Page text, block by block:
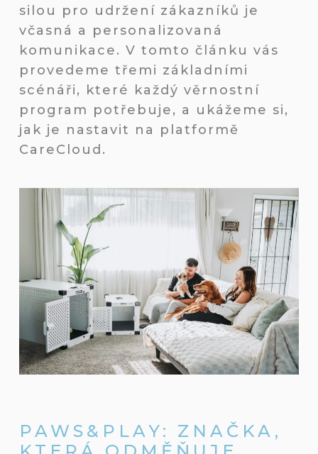
silou pro udržení zákazníků je
včasná a personalizovaná
komunikace. V tomto článku vás
provedeme třemi základními
scénáři, které každý věrnostní
program potřebuje, a ukážeme si,
jak je nastavit na platformě
CareCloud.
PAWS&PLAY: ZNAČKA,